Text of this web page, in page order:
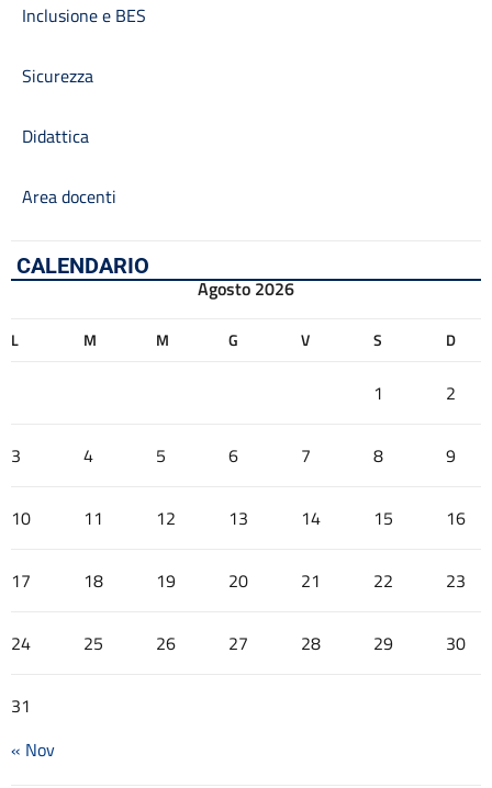
Inclusione e BES
Sicurezza
Didattica
Area docenti
CALENDARIO
Agosto 2026
L M M G V S D
1 2
3 4 5 6 7 8 9
10 11 12 13 14 15 16
17 18 19 20 21 22 23
24 25 26 27 28 29 30
31
« Nov